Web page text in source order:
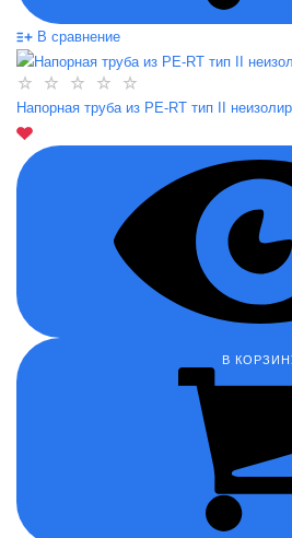
В сравнение
Напорная труба из PE-RT тип II
В